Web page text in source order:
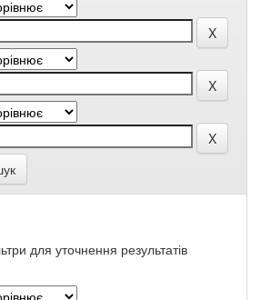
для уточнення результатів